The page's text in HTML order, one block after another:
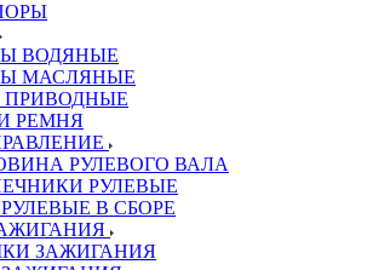
ВОДЯНЫЕ
МАСЛЯНЫЕ
ПРИВОДНЫЕ
РЕМНЯ
РУЛЕВОГО ВАЛА
РУЛЕВЫЕ
В СБОРЕ
ЗАЖИГАНИЯ